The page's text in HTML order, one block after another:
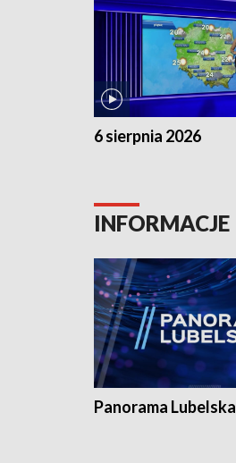
6 sierpnia 2026
INFORMACJE
Panorama Lubelska